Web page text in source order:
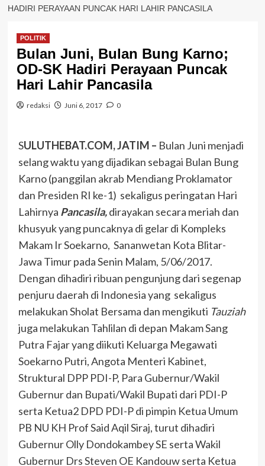
HADIRI PERAYAAN PUNCAK HARI LAHIR PANCASILA
POLITIK
Bulan Juni, Bulan Bung Karno;
OD-SK Hadiri Perayaan Puncak
Hari Lahir Pancasila
redaksi Juni 6, 2017 0
SULUTHEBAT.COM, JATIM – Bulan Juni menjadi
selang waktu yang dijadikan sebagai Bulan Bung
Karno (panggilan akrab Mendiang Proklamator
dan Presiden RI ke-1) sekaligus peringatan Hari
Lahirnya Pancasila,dirayakan secara meriah dan
khusyuk yang puncaknya di gelar di Kompleks
Makam Ir Soekarno, Sananwetan Kota Blitar-
Jawa Timur pada Senin Malam, 5/06/2017.
Dengan dihadiri ribuan pengunjung dari segenap
penjuru daerah di Indonesia yang sekaligus
melakukan Sholat Bersama dan mengikuti Tauziah
juga melakukan Tahlilan di depan Makam Sang
Putra Fajar yang diikuti Keluarga Megawati
Soekarno Putri, Angota Menteri Kabinet,
Struktural DPP PDI-P, Para Gubernur/Wakil
Gubernur dan Bupati/Wakil Bupati dari PDI-P
serta Ketua2 DPD PDI-P di pimpin Ketua Umum
PB NU KH Prof Said Aqil Siraj, turut dihadiri
Gubernur Olly Dondokambey SE serta Wakil
Gubernur Drs Steven OE Kandouw serta Ketua